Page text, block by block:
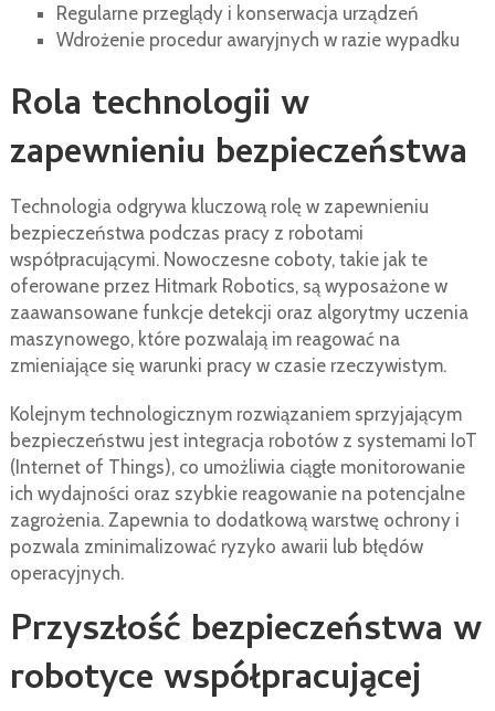
Regularne przeglądy i konserwacja urządzeń
Wdrożenie procedur awaryjnych w razie wypadku
Rola technologii w
zapewnieniu bezpieczeństwa
Technologia odgrywa kluczową rolę w zapewnieniu
bezpieczeństwa podczas pracy z robotami
współpracującymi. Nowoczesne coboty, takie jak te
oferowane przez Hitmark Robotics, są wyposażone w
zaawansowane funkcje detekcji oraz algorytmy uczenia
maszynowego, które pozwalają im reagować na
zmieniające się warunki pracy w czasie rzeczywistym.
Kolejnym technologicznym rozwiązaniem sprzyjającym
bezpieczeństwu jest integracja robotów z systemami IoT
(Internet of Things), co umożliwia ciągłe monitorowanie
ich wydajności oraz szybkie reagowanie na potencjalne
zagrożenia. Zapewnia to dodatkową warstwę ochrony i
pozwala zminimalizować ryzyko awarii lub błędów
operacyjnych.
Przyszłość bezpieczeństwa w
robotyce współpracującej